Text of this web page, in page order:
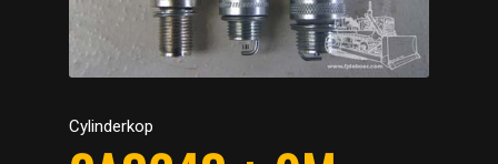
Cylinderkop